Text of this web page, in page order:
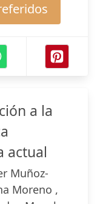
a la
actual
Muñoz-
Moreno ,